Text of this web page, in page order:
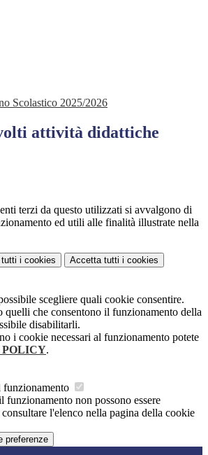
Scolastico 2025/2026
attività didattiche
terzi da questo utilizzati si avvalgono di
ed utili alle finalità illustrate nella
tutti i cookies Accetta tutti i cookies
scegliere quali cookie consentire.
quelli che consentono il funzionamento della
disabilitarli.
i cookie necessari al funzionamento potete
POLICY.
funzionamento
funzionamento non possono essere
l'elenco nella pagina della cookie
preferenze